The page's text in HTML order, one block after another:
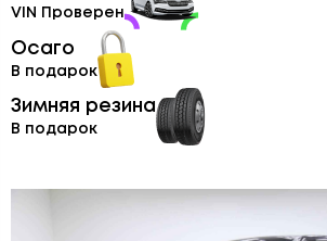
VIN Проверен
Осаго
В подарок
Зимняя резина
В подарок